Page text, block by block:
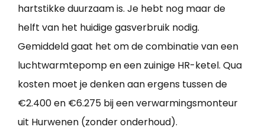
hartstikke duurzaam is. Je hebt nog maar de
helft van het huidige gasverbruik nodig.
Gemiddeld gaat het om de combinatie van een
luchtwarmtepomp en een zuinige HR-ketel. Qua
kosten moet je denken aan ergens tussen de
€2.400 en €6.275 bij een verwarmingsmonteur
uit Hurwenen (zonder onderhoud).